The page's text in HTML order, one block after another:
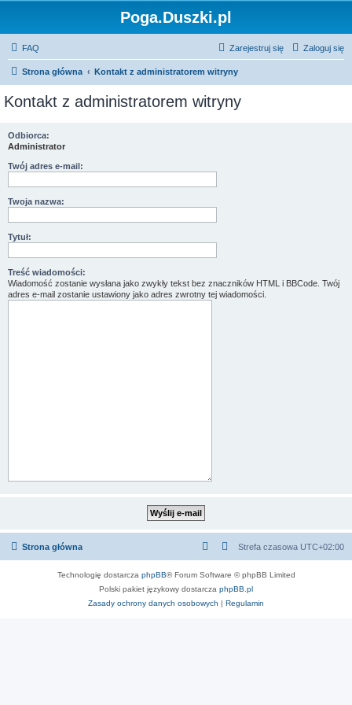
Poga.Duszki.pl
FAQ Zaloguj się
Zarejestruj się
Strona główna Kontakt z administratorem witryny
Kontakt z administratorem witryny
Odbiorca:
Administrator
Twój adres e-mail:
Twoja nazwa:
Tytuł:
Treść wiadomości:
Wiadomość zostanie wysłana jako zwykły tekst bez znaczników HTML i BBCode. Twój
adres e-mail zostanie ustawiony jako adres zwrotny tej wiadomości.
Strona główna Strefa czasowa UTC+02:00
Technologię dostarcza phpBB® Forum Software © phpBB Limited
Polski pakiet językowy dostarcza phpBB.pl
Zasady ochrony danych osobowych | Regulamin